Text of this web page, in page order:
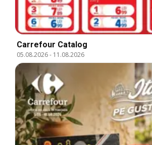
Carrefour Catalog
05.08.2026- 11.08.2026